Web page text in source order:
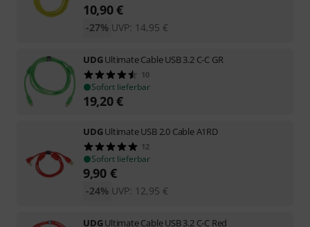
10,90€
UVP: 14,95 €
-27%
UDGUltimate Cable USB 3.2 C-C GR
10
Sofort lieferbar
19,20€
UDGUltimate USB 2.0 Cable A1RD
12
Sofort lieferbar
9,90 €
UVP: 12,95 €
-24%
UDGUltimate Cable USB 3.2 C-C Red